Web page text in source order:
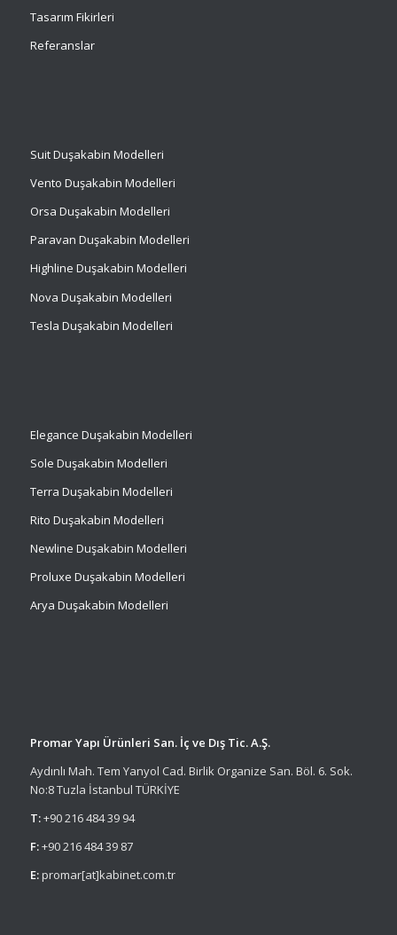
Tasarım Fikirleri
Referanslar
SuitDuşakabin Modelleri
Vento Duşakabin Modelleri
Orsa Duşakabin Modelleri
Paravan Duşakabin Modelleri
Highline Duşakabin Modelleri
Nova Duşakabin Modelleri
Tesla Duşakabin Modelleri
Elegance Duşakabin Modelleri
Sole Duşakabin Modelleri
Terra Duşakabin Modelleri
Rito Duşakabin Modelleri
Newline Duşakabin Modelleri
Proluxe Duşakabin Modelleri
Arya Duşakabin Modelleri
Promar Yapı Ürünleri San. İç ve Dış Tic. A.Ş.
Aydınlı Mah. Tem Yanyol Cad. Birlik Organize San. Böl. 6. Sok.
No:8 Tuzla İstanbul TÜRKİYE
T:+90 216 484 39 94
F:+90 216 484 39 87
E:promar[at]kabinet.com.tr